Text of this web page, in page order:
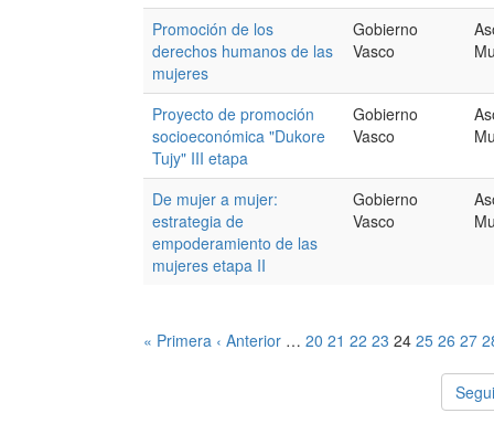
Promoción de los
derechos humanos de las
mujeres
Gobierno
Vasco
Proyecto de promoción
socioeconómica "Dukore
Tujy" III etapa
Gobierno
Vasco
De mujer a mujer:
estrategia de
empoderamiento de las
mujeres etapa II
Gobierno
Vasco
« Primera ‹ Anterior … 20 21 22 23 24 25 26 27